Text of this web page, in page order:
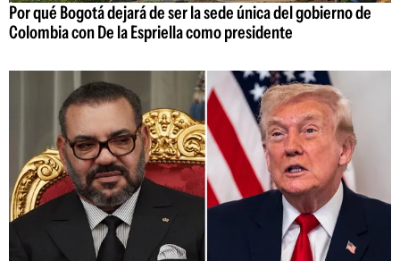
Por qué Bogotá dejará de ser la sede única del gobierno de
Colombia con De la Espriella como presidente